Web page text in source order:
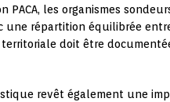
PACA, les organismes
une répartition équilibrée
doit être
revêt également une